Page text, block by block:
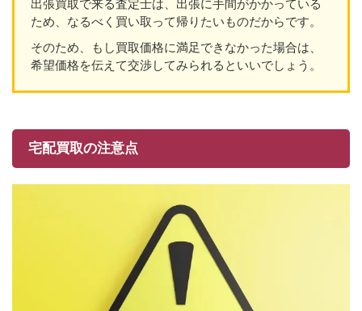
出張買取で来る査定士は、出張に手間がかかっている
ため、なるべく買い取って帰りたいものだからです。
そのため、もし買取価格に満足できなかった場合は、
希望価格を伝えて交渉してみられるといいでしょう。
宅配買取の注意点